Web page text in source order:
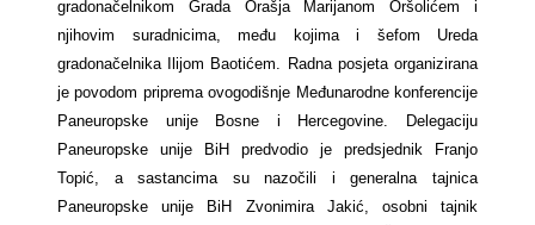
gradonačelnikom Grada Orašja Marijanom Oršolićem i
njihovim suradnicima, među kojima i šefom Ureda
gradonačelnika Ilijom Baotićem. Radna posjeta organizirana
je povodom priprema ovogodišnje Međunarodne konferencije
Paneuropske unije Bosne i Hercegovine. Delegaciju
Paneuropske unije BiH predvodio je predsjednik Franjo
Topić, a sastancima su nazočili i generalna tajnica
Paneuropske unije BiH Zvonimira Jakić, osobni tajnik